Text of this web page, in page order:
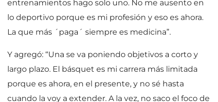
entrenamientos hago solo uno. No me ausento en
lo deportivo porque es mi profesión y eso es ahora.
La que más ´paga´ siempre es medicina”.
Y agregó: “Una se va poniendo objetivos a corto y
largo plazo. El básquet es mi carrera más limitada
porque es ahora, en el presente, y no sé hasta
cuando la voy a extender. A la vez, no saco el foco de